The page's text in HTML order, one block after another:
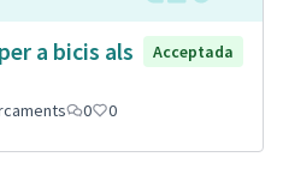
a bicis als
Acceptada
0 0